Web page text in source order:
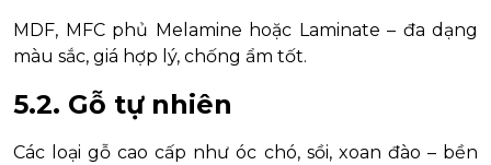
MDF, MFC phủ Melamine hoặc Laminate – đa dạng
màu sắc, giá hợp lý, chống ẩm tốt.
5.2. Gỗ tự nhiên
Các loại gỗ cao cấp như óc chó, sồi, xoan đào – bền